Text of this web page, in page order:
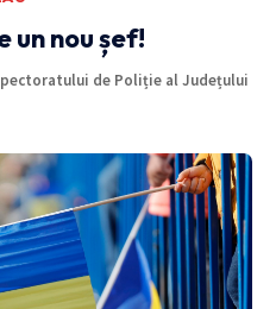
un nou șef!
de Poliție al Județului